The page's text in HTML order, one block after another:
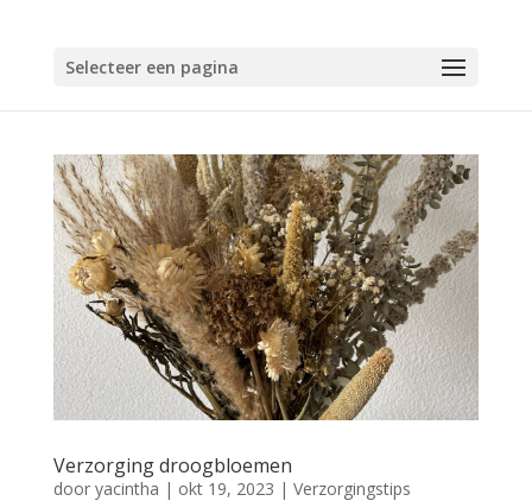
Selecteer een pagina
Verzorging droogbloemen
door yacintha | okt 19, 2023 | Verzorgingstips